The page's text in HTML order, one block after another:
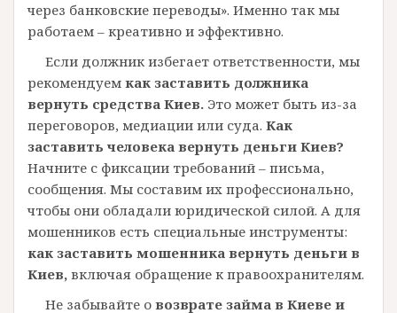
через банковские переводы». Именно так мы
работаем – креативно и эффективно.
Если должник избегает ответственности, мы
рекомендуем как заставить должника
вернуть средства Киев. Это может быть из-за
переговоров, медиации или суда. Как
заставить человека вернуть деньги Киев?
Начните с фиксации требований – письма,
сообщения. Мы составим их профессионально,
чтобы они обладали юридической силой. А для
мошенников есть специальные инструменты:
как заставить мошенника вернуть деньги в
Киев, включая обращение к правоохранителям.
Не забывайте о возврате займа в Киеве и